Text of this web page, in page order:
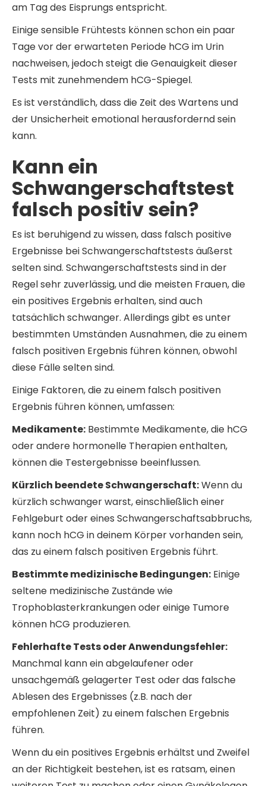
am Tag des Eisprungs entspricht.
Einige sensible Frühtests können schon ein paar
Tage vor der erwarteten Periode hCG im Urin
nachweisen, jedoch steigt die Genauigkeit dieser
Tests mit zunehmendem hCG-Spiegel.
Es ist verständlich, dass die Zeit des Wartens und
der Unsicherheit emotional herausfordernd sein
kann.
Kann ein
Schwangerschaftstest
falsch positiv sein?
Es ist beruhigend zu wissen, dass falsch positive
Ergebnisse bei Schwangerschaftstests äußerst
selten sind. Schwangerschaftstests sind in der
Regel sehr zuverlässig, und die meisten Frauen, die
ein positives Ergebnis erhalten, sind auch
tatsächlich schwanger. Allerdings gibt es unter
bestimmten Umständen Ausnahmen, die zu einem
falsch positiven Ergebnis führen können, obwohl
diese Fälle selten sind.
Einige Faktoren, die zu einem falsch positiven
Ergebnis führen können, umfassen:
Medikamente: Bestimmte Medikamente, die hCG
oder andere hormonelle Therapien enthalten,
können die Testergebnisse beeinflussen.
Kürzlich beendete Schwangerschaft:Wenn du
kürzlich schwanger warst, einschließlich einer
Fehlgeburt oder eines Schwangerschaftsabbruchs,
kann noch hCG in deinem Körper vorhanden sein,
das zu einem falsch positiven Ergebnis führt.
Bestimmte medizinische Bedingungen: Einige
seltene medizinische Zustände wie
Trophoblasterkrankungen oder einige Tumore
können hCG produzieren.
Fehlerhafte Tests oder Anwendungsfehler:
Manchmal kann ein abgelaufener oder
unsachgemäß gelagerter Test oder das falsche
Ablesen des Ergebnisses (z.B. nach der
empfohlenen Zeit) zu einem falschen Ergebnis
führen.
Wenn du ein positives Ergebnis erhältst und Zweifel
an der Richtigkeit bestehen, ist es ratsam, einen